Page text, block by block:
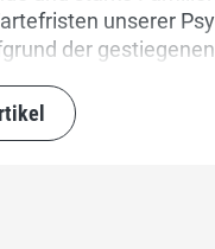
unserer
der